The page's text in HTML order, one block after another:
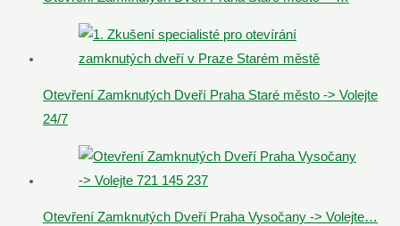
Otevření Zamknutých Dveří Praha Staré město -> Volejte
24/7
Otevření Zamknutých Dveří Praha Vysočany -> Volejte…